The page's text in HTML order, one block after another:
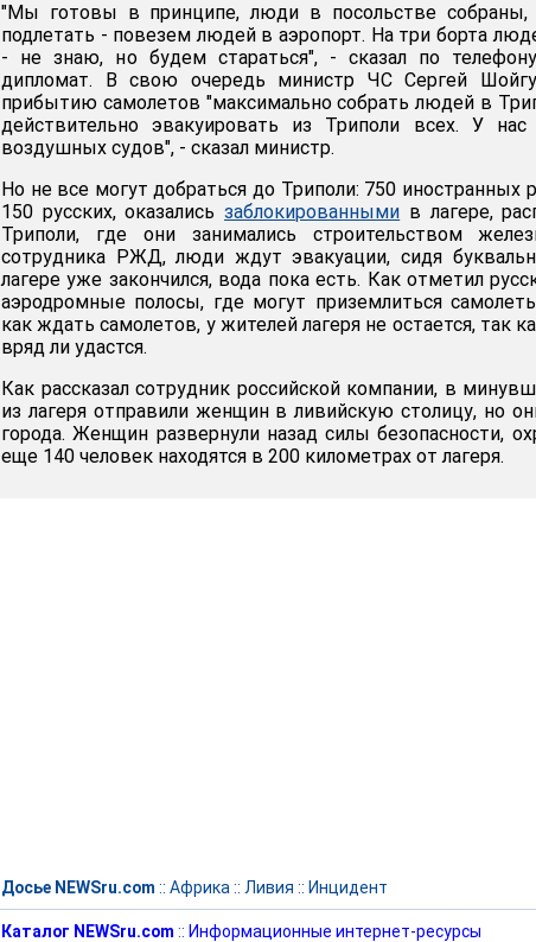
"Мы готовы в принципе, люди в посольстве собраны,
подлетать - повезем людей в аэропорт. На три борта
- не знаю, но будем стараться", - сказал по
дипломат. В свою очередь министр ЧС Сергей
прибытию самолетов "максимально собрать людей в
действительно эвакуировать из Триполи всех. У нас
воздушных судов", - сказал министр.
Но не все могут добраться до Триполи: 750 иностранных
150 русских, оказалисьзаблокированными в лагере,
Триполи, где они занимались строительством
сотрудника РЖД, люди ждут эвакуации, сидя
лагере уже закончился, вода пока есть. Как отметил
аэродромные полосы, где могут приземлиться
как ждать самолетов, у жителей лагеря не остается, так
вряд ли удастся.
Как рассказал сотрудник российской компании, в
из лагеря отправили женщин в ливийскую столицу, но
города. Женщин развернули назад силы безопасности,
еще 140 человек находятся в 200 километрах от лагеря.
Досье NEWSru.com :: Африка :: Ливия :: Инцидент
Каталог NEWSru.com :: Информационные интернет-ресурсы